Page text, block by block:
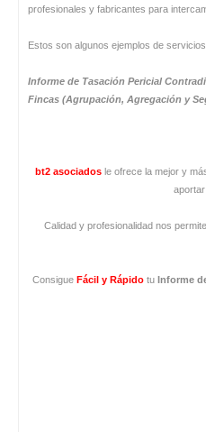
profesionales y fabricantes para
Estos son algunos ejemplos de
Informe de Tasación Pericial
Fincas (Agrupación, Agregación y
bt2 asociados le ofrece la mejor y
Calidad y profesionalidad nos
Consigue Fácil y Rápido tu Informe